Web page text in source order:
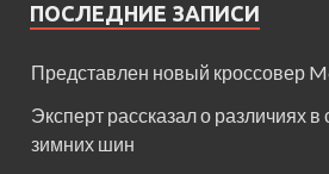
ПОСЛЕДНИЕ ЗАПИСИ
Представлен новый кроссовер
Эксперт рассказал о различиях в
зимних шин